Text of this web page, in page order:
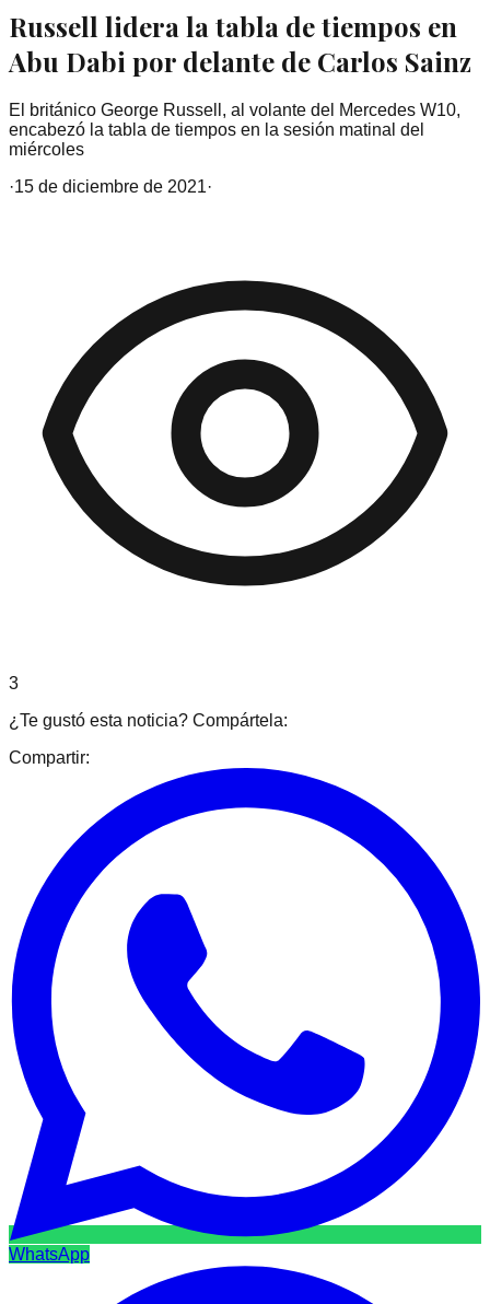
Russell lidera la tabla de tiempos en
Abu Dabi por delante de Carlos Sainz
El británico George Russell, al volante del Mercedes W10,
encabezó la tabla de tiempos en la sesión matinal del
miércoles
·15 de diciembre de 2021·
3
¿Te gustó esta noticia? Compártela:
Compartir:
WhatsApp